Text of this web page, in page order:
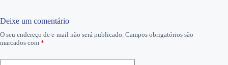
Deixe um comentário
O seu endereço de e-mail não será publicado. Campos obrigatórios são
marcados com *